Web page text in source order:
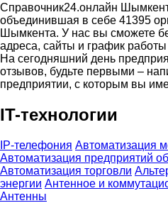
Справочник24.онлайн
объединившая в себе 41395
Шымкента. У нас вы сможете
адреса, сайты и график
На сегодняшний день
отзывов, будьте первыми –
предприятии, с которым вы
IT-технологии
IP-телефония Автоматизация
Автоматизация предприятий
Автоматизация торговли
энергии Антенное и
Антенны